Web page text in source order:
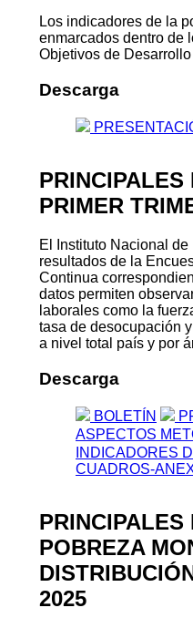
Los indicadores de la
enmarcados dentro de
Objetivos de
Descarga
PRINCIPALES
PRIMER
El Instituto Nacional
resultados de la
Continua
datos permiten
laborales como la
tasa de desocupación
a nivel total país y por
Descarga
BOLETÍN
ASPECTOS
INDICADORES
CUADROS-
PRINCIPALES
POBREZA
2025